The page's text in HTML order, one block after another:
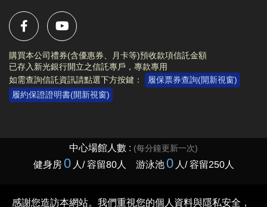
購買本公司禮券(含優惠券、月卡等)預收款項信託金額
已存入新光銀行開立之信託專戶，專款專用
如需查詢信託資訊請點選下方按鍵：
履保票券查詢(開新視窗)
履約保證證明書(開新視窗)